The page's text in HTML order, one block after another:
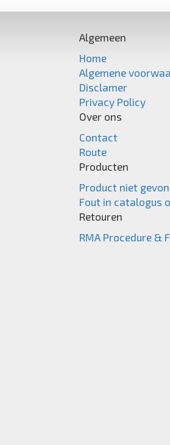
Algemeen
Home
Algemene
Disclamer
Privacy Policy
Over ons
Contact
Route
Producten
Product niet
Fout in catalogus
Retouren
RMA Procedure &